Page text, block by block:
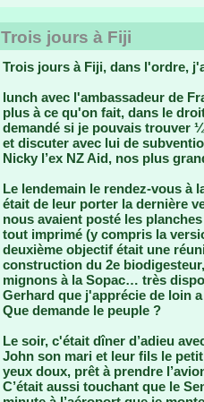
Trois jours à Fiji
Trois jours à Fiji, dans l'ordre,
lunch avec l'ambassadeur de
plus à ce qu'on fait, dans le
demandé si je pouvais trouver
et discuter avec lui de
Nicky l’ex NZ Aid, nos plus
Le lendemain le rendez-vous à
était de leur porter la dernière
nous avaient posté les
tout imprimé (y compris la
deuxième objectif était une
construction du 2e
mignons à la Sopac… très
Gerhard que j'apprécie de loin
Que demande le peuple ?
Le soir, c'était dîner d’adieu
John son mari et leur fils le
yeux doux, prêt à prendre
C’était aussi touchant que le